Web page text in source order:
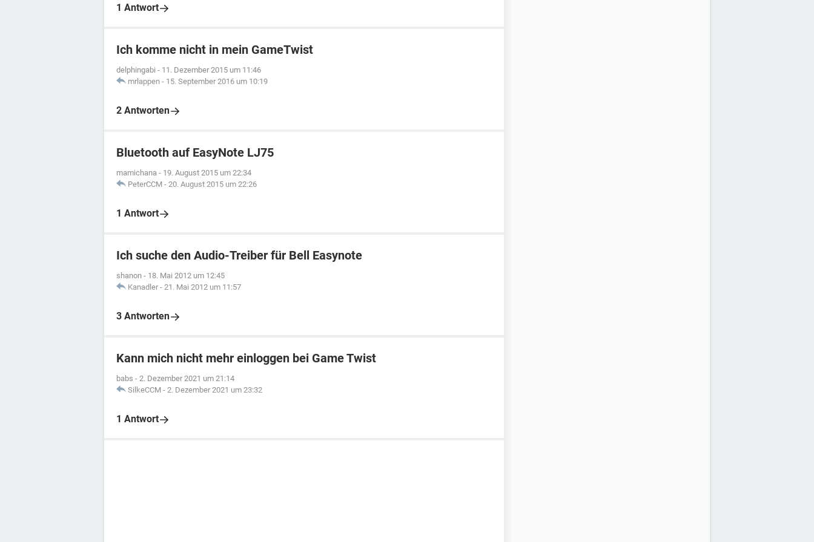
1 Antwort
Ich komme nicht in mein GameTwist
delphingabi - 11. Dezember 2015 um 11:46
mrlappen - 15. September 2016 um 10:19
2 Antworten
Bluetooth auf EasyNote LJ75
mamichana - 19. August 2015 um 22:34
PeterCCM - 20. August 2015 um 22:26
1 Antwort
Ich suche den Audio-Treiber für Bell Easynote
shanon - 18. Mai 2012 um 12:45
Kanadler - 21. Mai 2012 um 11:57
3 Antworten
Kann mich nicht mehr einloggen bei Game Twist
babs - 2. Dezember 2021 um 21:14
SilkeCCM - 2. Dezember 2021 um 23:32
1 Antwort